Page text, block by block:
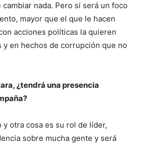
nada. Pero sí será un foco
mayor que el que le hacen
acciones políticas la quieren
y en hechos de corrupción que no
¿tendrá una presencia
y otra cosa es su rol de líder,
sobre mucha gente y será